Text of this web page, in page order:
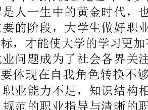
义，科学合理的职业生活规划是大学生迈向成功的第一步。